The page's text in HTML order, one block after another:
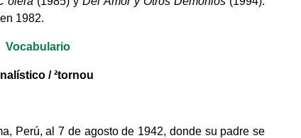
1982.
Vocabulario
/²tornou
Perú, al 7 de agosto de 1942, donde su padre se